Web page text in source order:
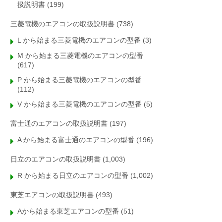
扱説明書 (199)
三菱電機のエアコンの取扱説明書 (738)
L から始まる三菱電機のエアコンの型番 (3)
M から始まる三菱電機のエアコンの型番
(617)
P から始まる三菱電機のエアコンの型番
(112)
V から始まる三菱電機のエアコンの型番 (5)
富士通のエアコンの取扱説明書 (197)
A から始まる富士通のエアコンの型番 (196)
日立のエアコンの取扱説明書 (1,003)
R から始まる日立のエアコンの型番 (1,002)
東芝エアコンの取扱説明書 (493)
Aから始まる東芝エアコンの型番 (51)